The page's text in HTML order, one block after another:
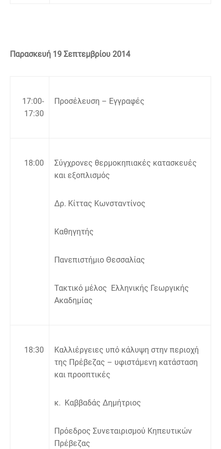
Παρασκευή 19 Σεπτεμβρίου 2014
17:00-
17:30
Προσέλευση – Εγγραφές
18:00
Σύγχρονες θερμοκηπιακές κατασκευές
και εξοπλισμός
Δρ. Κίττας Κωνσταντίνος
Καθηγητής
Πανεπιστήμιο Θεσσαλίας
Τακτικό μέλος Ελληνικής Γεωργικής
Ακαδημίας
18:30
Καλλιέργειες υπό κάλυψη στην περιοχή
της Πρέβεζας – υφιστάμενη κατάσταση
και προοπτικές
κ. Καββαδάς Δημήτριος
Πρόεδρος Συνεταιρισμού Κηπευτικών
Πρέβεζας